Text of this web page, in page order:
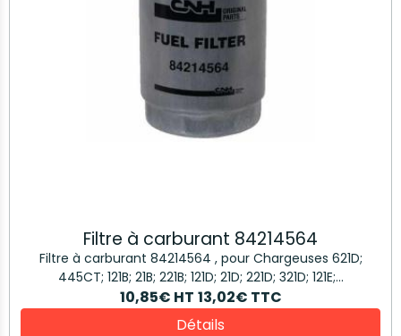
Filtre à carburant 84214564
Filtre à carburant 84214564 , pour Chargeuses 621D;
445CT; 121B; 21B; 221B; 121D; 21D; 221D; 321D; 121E;...
10,85€ HT 13,02€ TTC
Détails